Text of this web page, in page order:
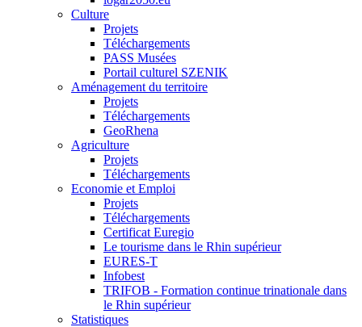
Culture
Projets
Téléchargements
PASS Musées
Portail culturel SZENIK
Aménagement du territoire
Projets
Téléchargements
GeoRhena
Agriculture
Projets
Téléchargements
Economie et Emploi
Projets
Téléchargements
Certificat Euregio
Le tourisme dans le Rhin supérieur
EURES-T
Infobest
TRIFOB - Formation continue trinationale dans
le Rhin supérieur
Statistiques